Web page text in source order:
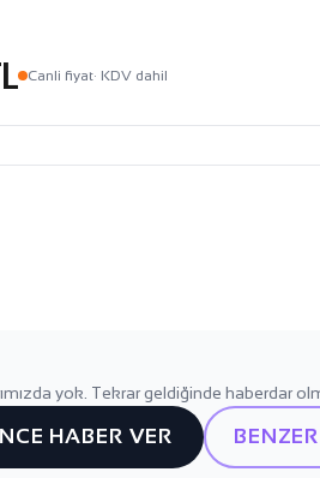
Canli fiyat· KDV dahil
yok. Tekrar geldiğinde haberdar
HABER VER